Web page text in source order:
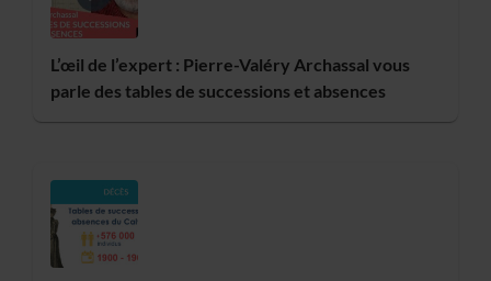
L’œil de l’expert : Pierre-Valéry Archassal vous
parle des tables de successions et absences